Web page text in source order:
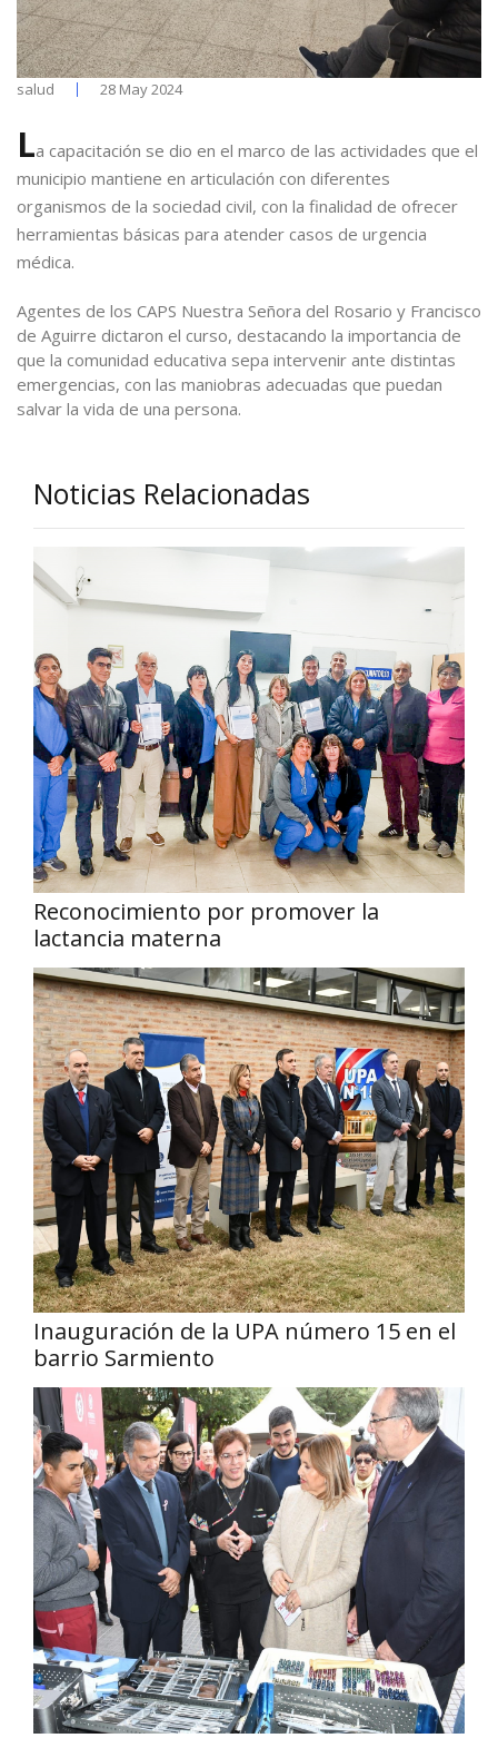
salud 28 May 2024
La capacitación se dio en el marco de las actividades que el
municipio mantiene en articulación con diferentes
organismos de la sociedad civil, con la finalidad de ofrecer
herramientas básicas para atender casos de urgencia
médica.
Agentes de los CAPS Nuestra Señora del Rosario y Francisco
de Aguirre dictaron el curso, destacando la importancia de
que la comunidad educativa sepa intervenir ante distintas
emergencias, con las maniobras adecuadas que puedan
salvar la vida de una persona.
Noticias Relacionadas
Reconocimiento por promover la
lactancia materna
Inauguración de la UPA número 15 en el
barrio Sarmiento